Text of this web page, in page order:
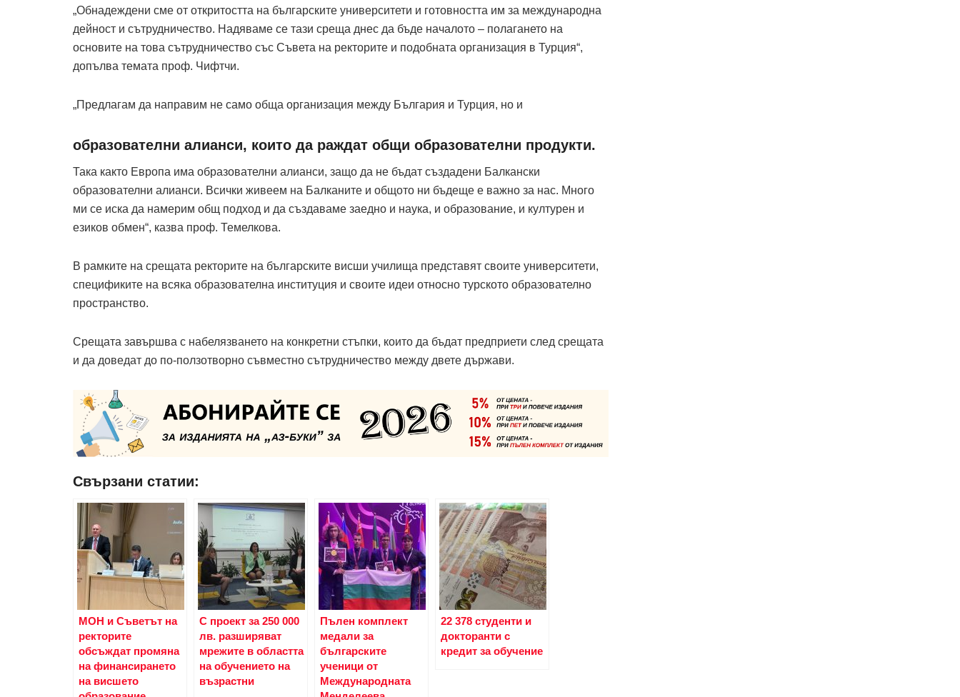
„Обнадеждени сме от откритостта на българските университети и готовността им за международна
дейност и сътрудничество. Надяваме се тази среща днес да бъде началото – полагането на
основите на това сътрудничество със Съвета на ректорите и подобната организация в Турция“,
допълва темата проф. Чифтчи.
„Предлагам да направим не само обща организация между България и Турция, но и
образователни алианси, които да раждат общи образователни продукти.
Така както Европа има образователни алианси, защо да не бъдат създадени Балкански
образователни алианси. Всички живеем на Балканите и общото ни бъдеще е важно за нас. Много
ми се иска да намерим общ подход и да създаваме заедно и наука, и образование, и културен и
езиков обмен“, казва проф. Темелкова.
В рамките на срещата ректорите на българските висши училища представят своите университети,
спецификите на всяка образователна институция и своите идеи относно турското образователно
пространство.
Срещата завършва с набелязването на конкретни стъпки, които да бъдат предприети след срещата
и да доведат до по-ползотворно съвместно сътрудничество между двете държави.
Свързани статии:
МОН и Съветът на
ректорите
обсъждат промяна
на финансирането
на висшето
С проект за 250 000
лв. разширяват
мрежите в областта
на обучението на
възрастни
Пълен комплект
медали за
българските
ученици от
Международната
22 378 студенти и
докторанти с
кредит за обучение